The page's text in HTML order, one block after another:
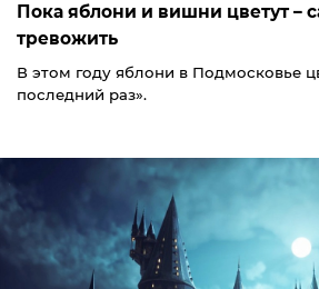
Пока яблони и вишни цветут –
тревожить
В этом году яблони в Подмосковье
последний раз».